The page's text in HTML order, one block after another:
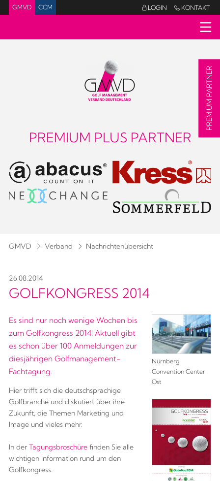
GMVD CCM LOGIN  KONTAKT
PREMIUM PLUS PARTNER
GMVD Verband Nachrichtenübersicht
26.08.2014
GOLFKONGRESS 2014
Es sind nur noch wenige Wochen bis
zum Golfkongress 2014! Aktuell gibt
es schon über 100 Anmeldungen zur
diesjährigen Golfmanagement-
Fachtagung.
Hier trifft sich die deutschsprachige
Golfbranche und diskutiert über ihre
Zukunft, die Themen Marketing und
Image und vieles mehr.
In der Tagungsbroschüre finden Sie alle
wichtigen Information rund um den
Golfkongress.
Nürnberg
Convention Center
Ost
PREMIUM PARTNER